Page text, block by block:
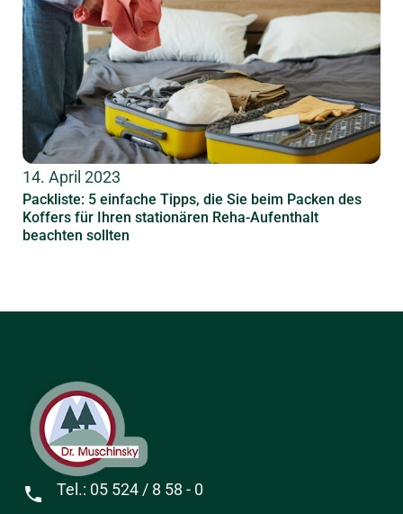
14. April 2023
Packliste: 5 einfache Tipps, die Sie beim Packen des
Koffers für Ihren stationären Reha-Aufenthalt
beachten sollten
Tel.: 05 524 / 8 58 - 0